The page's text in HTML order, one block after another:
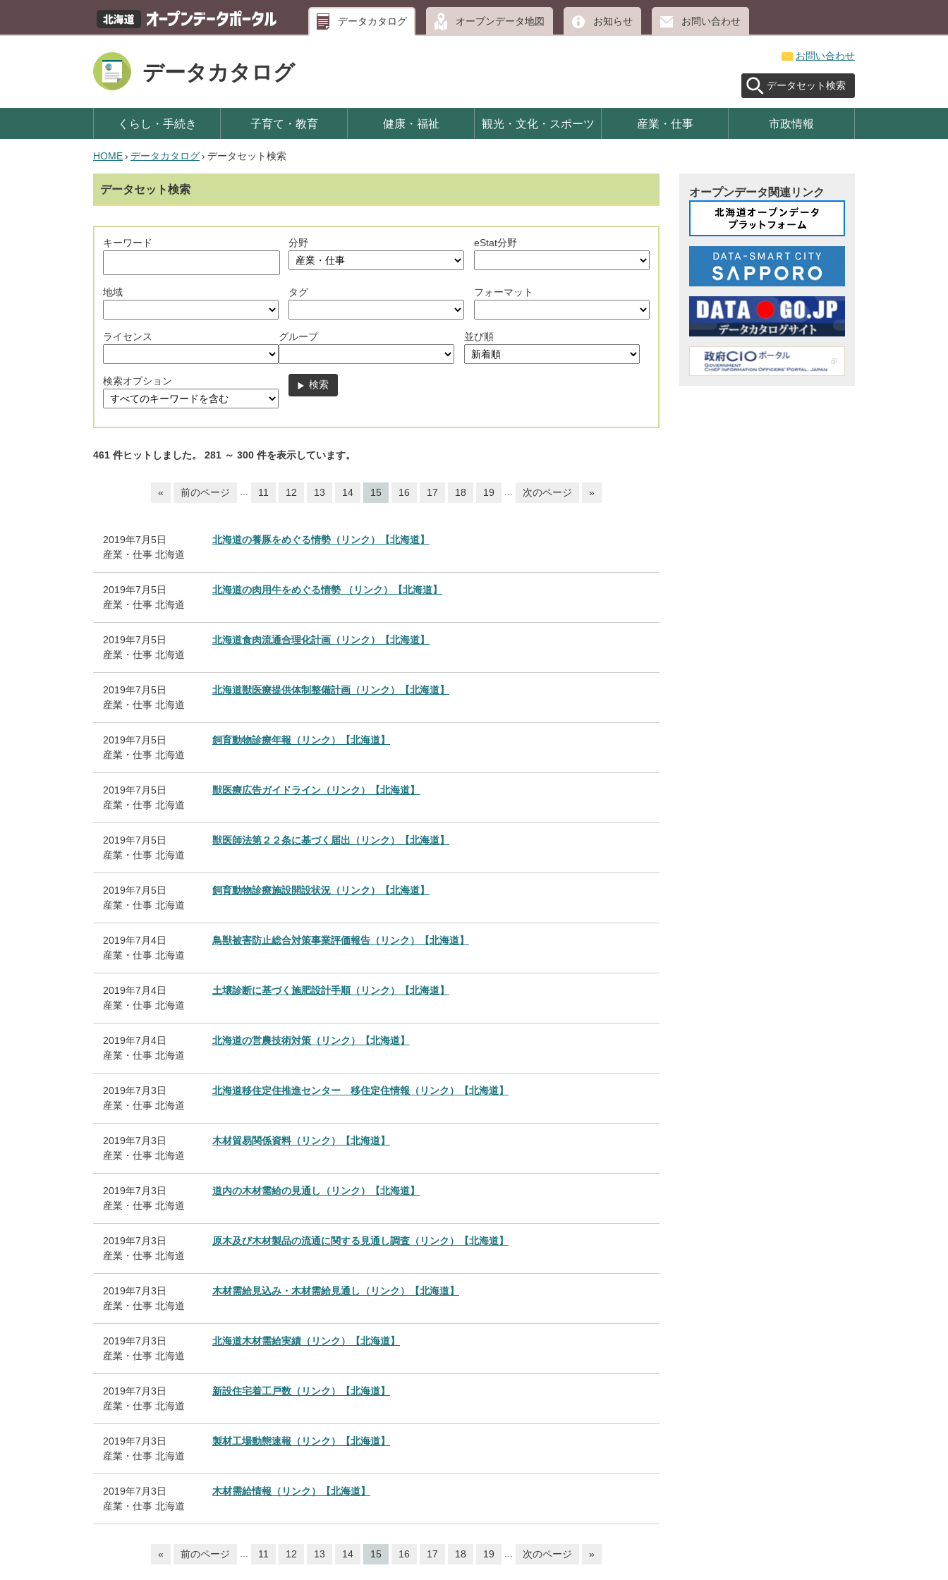
データカタログ オープンデータ地図 お知らせ お問い合わせ
データカタログ
お問い合わせ
データセット検索
くらし・手続き 子育て・教育 健康・福祉 観光・文化・スポーツ 産業・仕事 市政情報
HOME› データカタログ› データセット検索
データセット検索
キーワード 分野 eStat分野
地域 タグ フォーマット
ライセンス グループ 並び順
検索オプション
461 件ヒットしました。 281 ～ 300 件を表示しています。
« 前のページ ... 11 12 13 14 15 16 17 18 19 ... 次のページ »
2019年7月5日
北海道の養豚をめぐる情勢（リンク）【北海道】
産業・仕事 北海道
2019年7月5日
北海道の肉用牛をめぐる情勢 （リンク）【北海道】
産業・仕事 北海道
2019年7月5日
北海道食肉流通合理化計画（リンク）【北海道】
産業・仕事 北海道
2019年7月5日
北海道獣医療提供体制整備計画（リンク）【北海道】
産業・仕事 北海道
2019年7月5日
飼育動物診療年報（リンク）【北海道】
産業・仕事 北海道
2019年7月5日
獣医療広告ガイドライン（リンク）【北海道】
産業・仕事 北海道
2019年7月5日
獣医師法第２２条に基づく届出（リンク）【北海道】
産業・仕事 北海道
2019年7月5日
飼育動物診療施設開設状況（リンク）【北海道】
産業・仕事 北海道
2019年7月4日
鳥獣被害防止総合対策事業評価報告（リンク）【北海道】
産業・仕事 北海道
2019年7月4日
土壌診断に基づく施肥設計手順（リンク）【北海道】
産業・仕事 北海道
2019年7月4日
北海道の営農技術対策（リンク）【北海道】
産業・仕事 北海道
2019年7月3日
北海道移住定住推進センター 移住定住情報（リンク）【北海道】
産業・仕事 北海道
2019年7月3日
木材貿易関係資料（リンク）【北海道】
産業・仕事 北海道
2019年7月3日
道内の木材需給の見通し（リンク）【北海道】
産業・仕事 北海道
2019年7月3日
原木及び木材製品の流通に関する見通し調査（リンク）【北海道】
産業・仕事 北海道
2019年7月3日
木材需給見込み・木材需給見通し（リンク）【北海道】
産業・仕事 北海道
2019年7月3日
北海道木材需給実績（リンク）【北海道】
産業・仕事 北海道
2019年7月3日
新設住宅着工戸数（リンク）【北海道】
産業・仕事 北海道
2019年7月3日
製材工場動態速報（リンク）【北海道】
産業・仕事 北海道
2019年7月3日
木材需給情報（リンク）【北海道】
産業・仕事 北海道
« 前のページ ... 11 12 13 14 15 16 17 18 19 ... 次のページ »
オープンデータ関連リンク